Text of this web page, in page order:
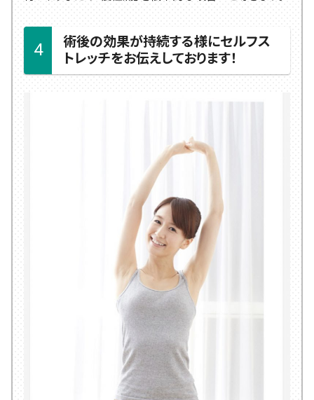
術後の効果が持続する様にセルフス
トレッチをお伝えしております！